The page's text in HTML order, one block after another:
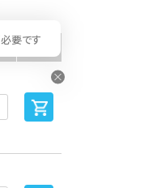
要です
カート